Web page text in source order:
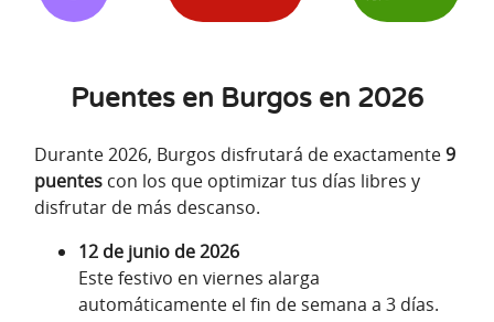
Puentes en Burgos en 2026
Durante 2026, Burgos disfrutará de exactamente9
puentes con los que optimizar tus días libres y
disfrutar de más descanso.
12 de junio de 2026
Este festivo en viernes alarga
automáticamente el fin de semana a 3 días.